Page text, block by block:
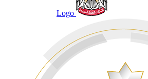
Logo